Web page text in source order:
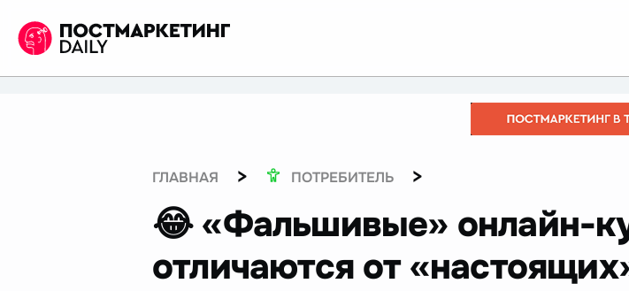
ГЛАВНАЯ > ПОТРЕБИТЕЛЬ >
😂 «Фальшивые» онлайн-
отличаются от